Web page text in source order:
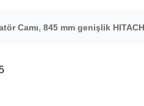
Camı, 845 mm genişlik